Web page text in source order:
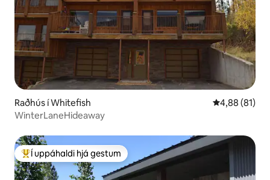
Raðhús í Whitefish 4,88 af 5 í
4,88 (81)
WinterLaneHideaway
Í mestu uppáhaldi hjá gestum
Í uppáhaldi hjá gestum